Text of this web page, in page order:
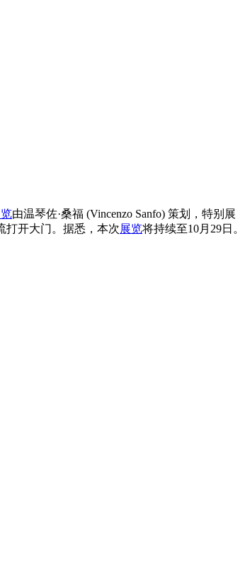
由温琴佐·桑福 (Vincenzo Sanfo) 策划，特别展
打开大门。据悉，本次展览将持续至10月29日。